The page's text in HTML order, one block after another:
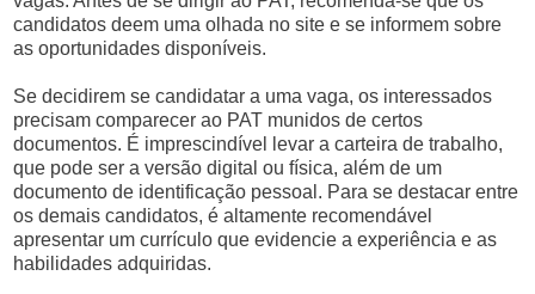
candidatos deem uma olhada no site e se informem sobre
as oportunidades disponíveis.
Se decidirem se candidatar a uma vaga, os interessados
precisam comparecer ao PAT munidos de certos
documentos. É imprescindível levar a carteira de trabalho,
que pode ser a versão digital ou física, além de um
documento de identificação pessoal. Para se destacar entre
os demais candidatos, é altamente recomendável
apresentar um currículo que evidencie a experiência e as
habilidades adquiridas.